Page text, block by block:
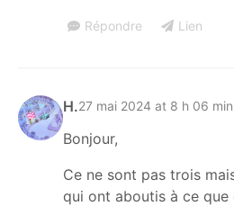
Répondre Lien
H.27 mai 2024 at 8 h 06 min
Bonjour,
Ce ne sont pas trois
qui ont aboutis à ce